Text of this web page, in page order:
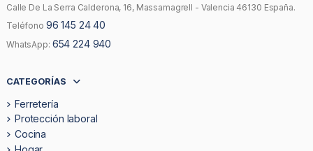
Calle De La Serra Calderona, 16, Massamagrell - Valencia 46130 España.
Teléfono 96 145 24 40
WhatsApp: 654 224 940
CATEGORÍAS
Ferretería
Protección laboral
Cocina